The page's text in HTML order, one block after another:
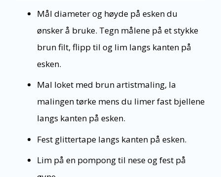
Mål diameter og høyde på esken du
ønsker å bruke. Tegn målene på et stykke
brun filt, flipp til og lim langs kanten på
esken.
Mal loket med brun artistmaling, la
malingen tørke mens du limer fast bjellene
langs kanten på esken.
Fest glittertape langs kanten på esken.
Lim på en pompong til nese og fest på